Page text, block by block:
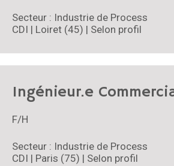
Aube (10)
Caen
Finistère (29)
Gironde (33)
Haute-Savoie (74)
Hauts-De-Seine (92)
Loir-et-Cher (41)
Lot-Et-Garonne (47)
Manche (50)
Secteur : Industrie de Process
CDI | Loiret (45) | Selon profil
Ingénieur.e
F/H
Secteur : Industrie de Process
CDI | Paris (75) | Selon profil